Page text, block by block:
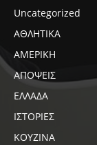
Uncategorized
ΑΘΛΗΤΙΚΑ
ΑΜΕΡΙΚΗ
ΑΠΟΨΕΙΣ
ΕΛΛΑΔΑ
ΙΣΤΟΡΙΕΣ
ΚΟΥΖΙΝΑ